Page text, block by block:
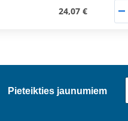
24,07 €
Pieteikties jaunumiem